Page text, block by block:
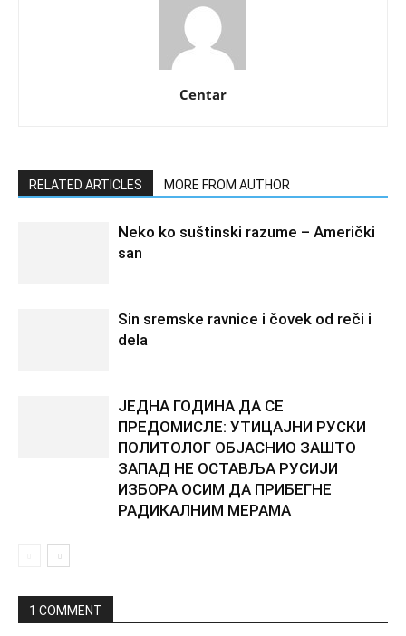
Centar
RELATED ARTICLES MORE FROM AUTHOR
Neko ko suštinski razume – Američki
san
Sin sremske ravnice i čovek od reči i
dela
ЈЕДНА ГОДИНА ДА СЕ
ПРЕДОМИСЛЕ: УТИЦАЈНИ РУСКИ
ПОЛИТОЛОГ ОБЈАСНИО ЗАШТО
ЗАПАД НЕ ОСТАВЉА РУСИЈИ
ИЗБОРА ОСИМ ДА ПРИБЕГНЕ
РАДИКАЛНИМ МЕРАМА
1 COMMENT